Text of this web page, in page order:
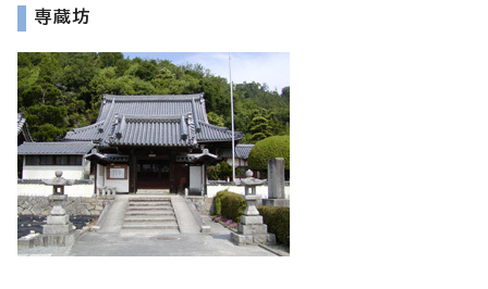
専蔵坊